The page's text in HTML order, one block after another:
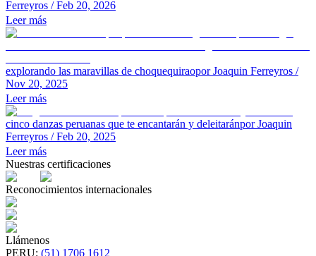
Ferreyros / Feb 20, 2026
Leer más
explorando las maravillas de choquequiraopor Joaquin Ferreyros /
Nov 20, 2025
Leer más
cinco danzas peruanas que te encantarán y deleitaránpor Joaquin
Ferreyros / Feb 20, 2025
Leer más
Nuestras certificaciones
Reconocimientos internacionales
Llámenos
PERU: (51) 1706 1612